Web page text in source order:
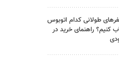
طولانی کدام اتوبوس
کنیم؟ راهنمای خرید در